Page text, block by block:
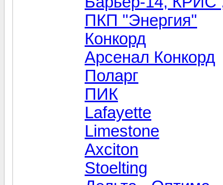
ПКП "Энергия"
Конкорд
Арсенал Конкорд
Поларг
ПИК
Lafayette
Limestone
Axciton
Stoelting